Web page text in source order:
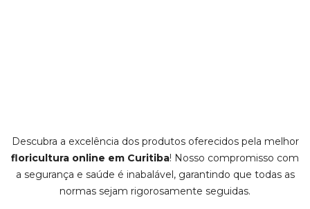
Descubra a excelência dos produtos oferecidos pela melhor
floricultura online em Curitiba! Nosso compromisso com
a segurança e saúde é inabalável, garantindo que todas as
normas sejam rigorosamente seguidas.